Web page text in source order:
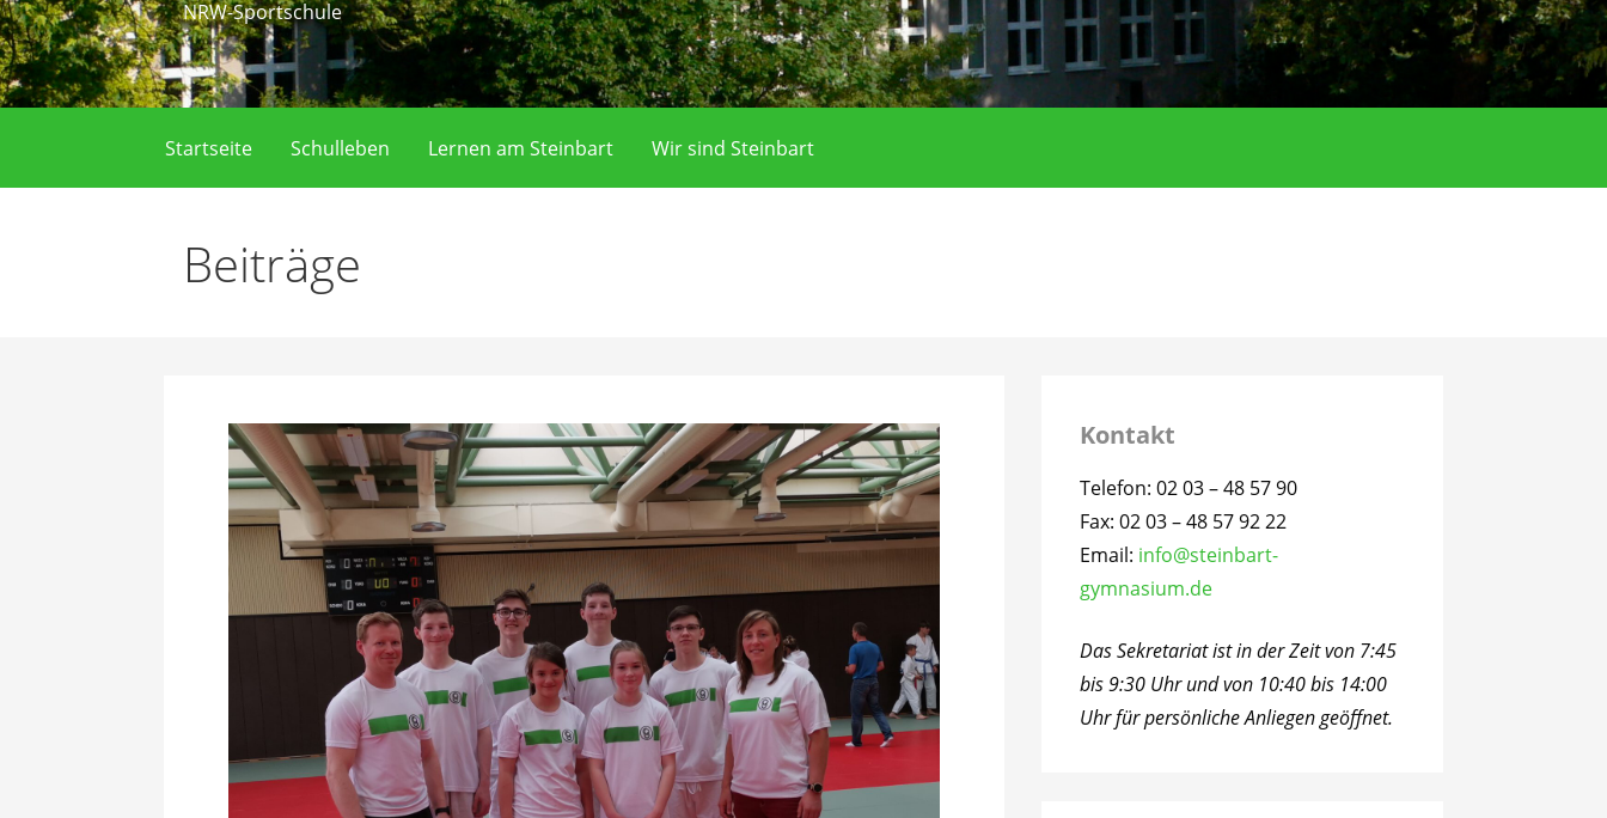
NRW-Sportschule
Startseite Schulleben Lernen am Steinbart Wir sind Steinbart
Beiträge
Kontakt
Telefon: 02 03 – 48 57 90
Fax: 02 03 – 48 57 92 22
Email: info@steinbart-
gymnasium.de
Das Sekretariat ist in der Zeit von 7:45
bis 9:30 Uhr und von 10:40 bis 14:00
Uhr für persönliche Anliegen geöffnet.